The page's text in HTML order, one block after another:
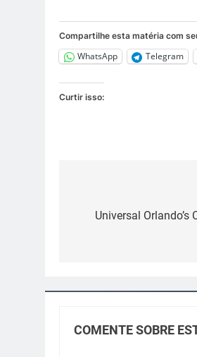
Compartilhe esta matéria com
WhatsApp Telegram
Curtir isso:
Universal
COMENTE SOBRE